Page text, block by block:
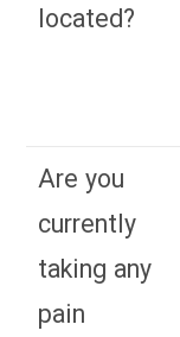
located?
Are you
currently
taking any
pain